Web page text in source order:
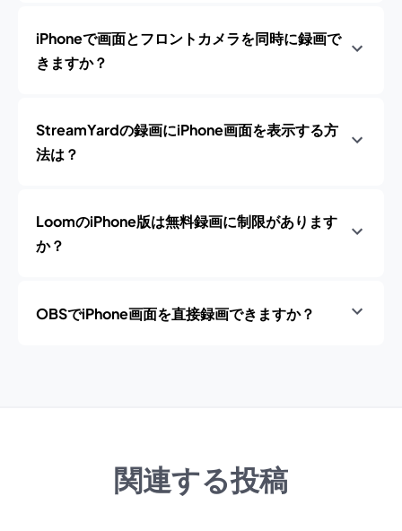
iPhoneで画面とフロントカメラを同時に録画で
きますか？
StreamYardの録画にiPhone画面を表示する方
法は？
LoomのiPhone版は無料録画に制限があります
か？
OBSでiPhone画面を直接録画できますか？
関連する投稿